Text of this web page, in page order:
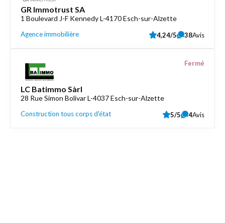
GR Immotrust SA
1 Boulevard J-F Kennedy L-4170 Esch-sur-Alzette
Agence immobilière 4,24/5 38Avis
LC Batimmo Sàrl
28 Rue Simon Bolivar L-4037 Esch-sur-Alzette
Construction tous corps d'état
Fermé
5/5 4Avis